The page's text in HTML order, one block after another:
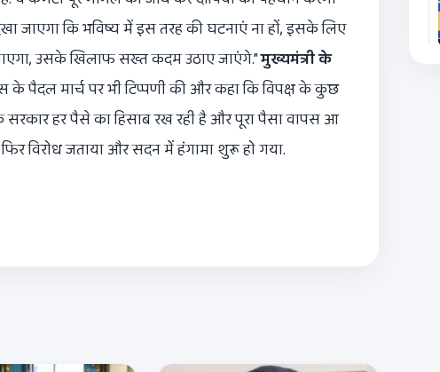
जाएगा कि भविष्य में इस तरह की घटनाएं ना हों, इसके लिए
उसके खिलाफ सख्त कदम उठाए जाएंगे.”मुख्यमंत्री के
के पैदल मार्च पर भी टिप्पणी की और कहा कि विपक्ष के कुछ
सरकार हर पैसे का हिसाब रख रही है और पूरा पैसा वापस आ
विरोध जताया और सदन में हंगामा शुरू हो गया.